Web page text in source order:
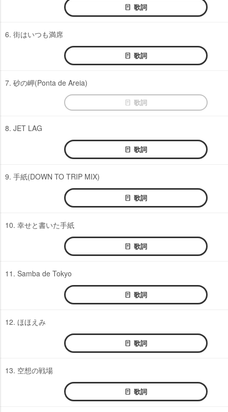
歌詞
6. 街はいつも満席
歌詞
7. 砂の岬(Ponta de Areia)
歌詞
8. JET LAG
歌詞
9. 手紙(DOWN TO TRIP MIX)
歌詞
10. 幸せと書いた手紙
歌詞
11. Samba de Tokyo
歌詞
12. ほほえみ
歌詞
13. 空想の戦場
歌詞